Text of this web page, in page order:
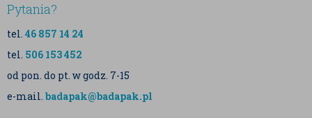
Pytania?
tel. 46 857 14 24
tel. 506 153 452
od pon. do pt. w godz. 7-15
e-mail. badapak@badapak.pl